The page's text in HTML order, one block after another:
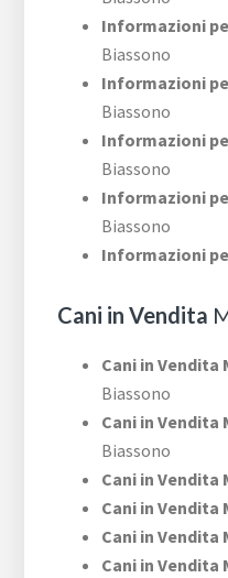
Informazioni
Biassono
Informazioni
Biassono
Informazioni
Biassono
Informazioni
Biassono
Informazioni
Cani in Vendita
Cani in Vendita
Biassono
Cani in
Biassono
Cani in Vendita
Cani in
Cani in
Cani in Vendita